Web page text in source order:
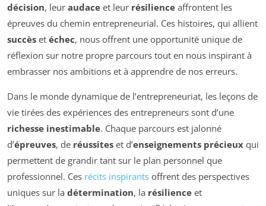
décision, leur audace et leur résilience affrontent les
épreuves du chemin entrepreneurial. Ces histoires, qui allient
succès et échec, nous offrent une opportunité unique de
réflexion sur notre propre parcours tout en nous inspirant à
embrasser nos ambitions et à apprendre de nos erreurs.
Dans le monde dynamique de l’entrepreneuriat, les leçons de
vie tirées des expériences des entrepreneurs sont d’une
richesse inestimable. Chaque parcours est jalonné
d’épreuves, de réussites et d’enseignements précieux qui
permettent de grandir tant sur le plan personnel que
professionnel. Ces récits inspirants offrent des perspectives
uniques sur la détermination, la résilience et